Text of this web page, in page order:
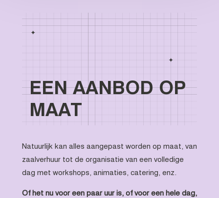
EEN AANBOD OP
MAAT
Natuurlijk kan alles aangepast worden op maat, van
zaalverhuur tot de organisatie van een volledige
dag met workshops, animaties, catering, enz.
Of het nu voor een paar uur is, of voor een hele dag,